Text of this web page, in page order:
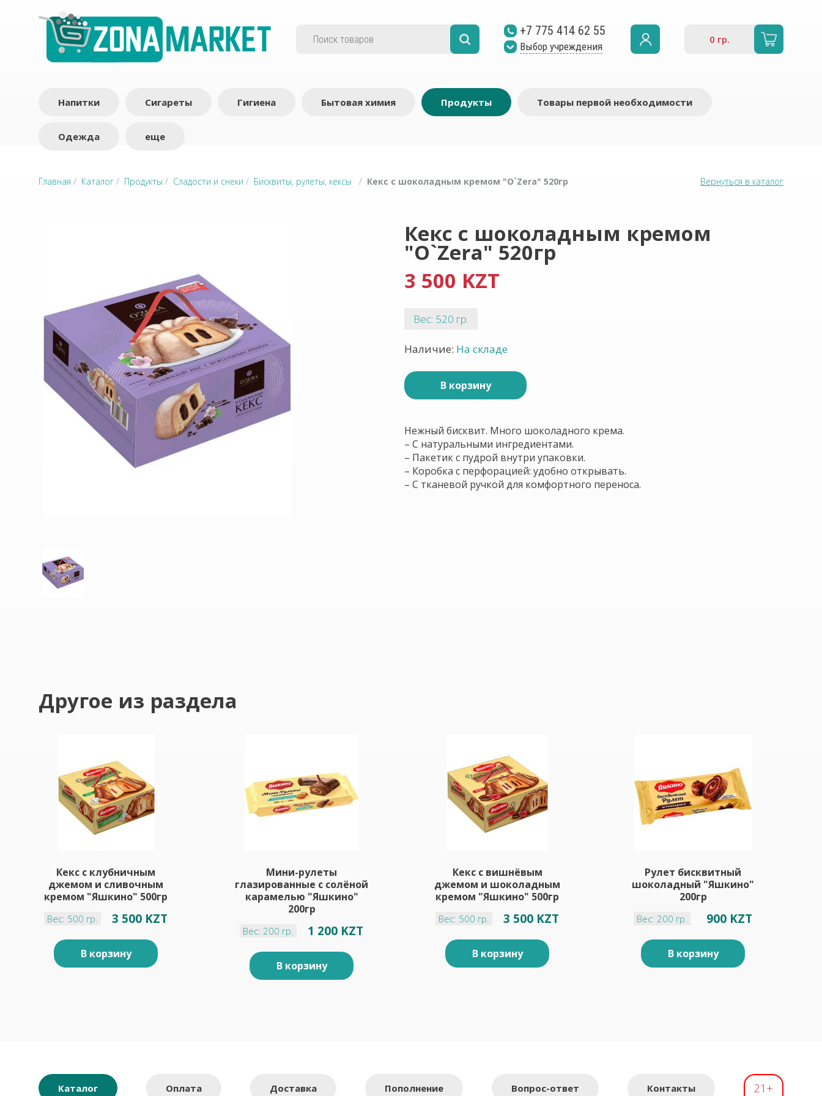
+7 775 414 62 55
Выбор учреждения
0 гр.
Напитки Сигареты Гигиена Бытовая химия Продукты Товары первой необходимости
Одежда еще
Главная / Каталог / Продукты / Сладости и снеки / Бисквиты, рулеты, кексы / Кекс с шоколадным кремом "O`Zera" 520гр Вернуться в каталог
Кекс с шоколадным кремом
"O`Zera" 520гр
3 500 KZT
Вес: 520 гр.
Наличие: На складе
В корзину
Нежный бисквит. Много шоколадного крема.
– С натуральными ингредиентами.
– Пакетик с пудрой внутри упаковки.
– Коробка с перфорацией: удобно открывать.
– С тканевой ручкой для комфортного переноса.
Другое из раздела
Кекс с клубничным
джемом и сливочным
кремом "Яшкино" 500гр
Вес: 500 гр. 3 500 KZT
В корзину
Мини-рулеты
глазированные с солёной
карамелью "Яшкино"
200гр
Вес: 200 гр. 1 200 KZT
В корзину
Кекс с вишнёвым
джемом и шоколадным
кремом "Яшкино" 500гр
Вес: 500 гр. 3 500 KZT
В корзину
Рулет бисквитный
шоколадный "Яшкино"
200гр
Вес: 200 гр. 900 KZT
В корзину
Каталог Оплата Доставка Пополнение Вопрос-ответ Контакты 21+